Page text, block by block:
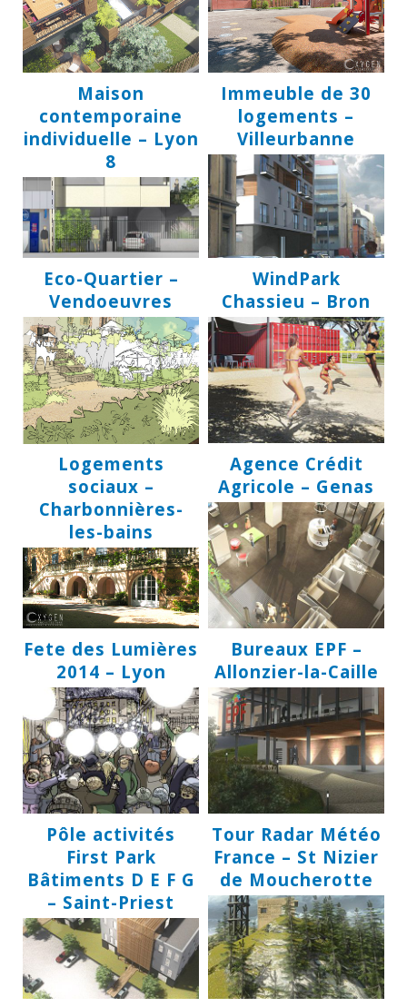
Maison
contemporaine
individuelle – Lyon
8
Immeuble de 30
logements –
Villeurbanne
Eco-Quartier –
Vendoeuvres
WindPark
Chassieu – Bron
Logements
sociaux –
Charbonnières-
les-bains
Agence Crédit
Agricole – Genas
Fete des Lumières
2014 – Lyon
Bureaux EPF –
Allonzier-la-Caille
Pôle activités
First Park
Bâtiments D E F G
– Saint-Priest
Tour Radar Météo
France – St Nizier
de Moucherotte